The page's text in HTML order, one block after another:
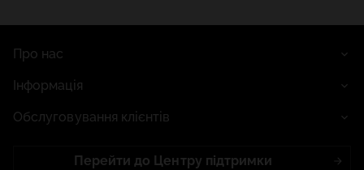
Про нас
Інформація
Обслуговування клієнтів
Перейти до Центру підтримки